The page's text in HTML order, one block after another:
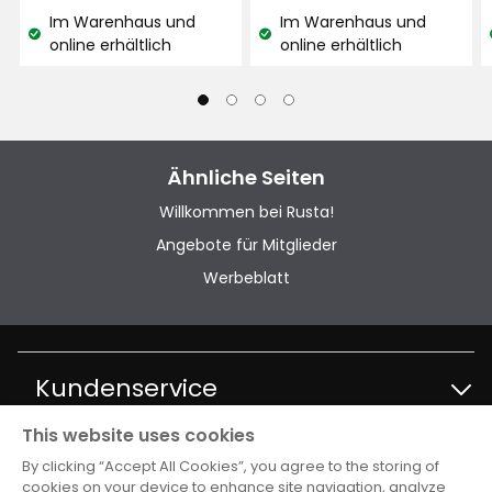
Lagerbestand:
Im Warenhaus und
online erhältlich
Lagerbestand:
Im Warenhaus und
online erhältlich
Ähnliche Seiten
Willkommen bei Rusta!
Angebote für Mitglieder
Werbeblatt
Kundenservice
Information
This website uses cookies
By clicking “Accept All Cookies”, you agree to the storing of
cookies on your device to enhance site navigation, analyze